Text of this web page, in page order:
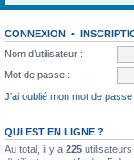
CONNEXION •
Nom d’utilisateur :
Mot de passe :
J’ai oublié mon mot de passe
QUI EST EN LIGNE ?
Au total, il y a 225